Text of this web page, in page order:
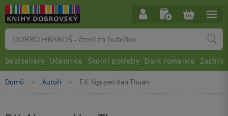
Nacházíte
Domů »Autoři »F.X. Nguyen Van Thuan
Vyhledávání
Bestsellery Učebnice Školní potřeby Dark romance